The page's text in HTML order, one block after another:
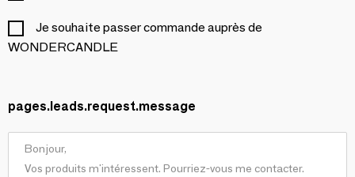
Je souhaite passer commande auprès de
WONDERCANDLE
pages.leads.request.message